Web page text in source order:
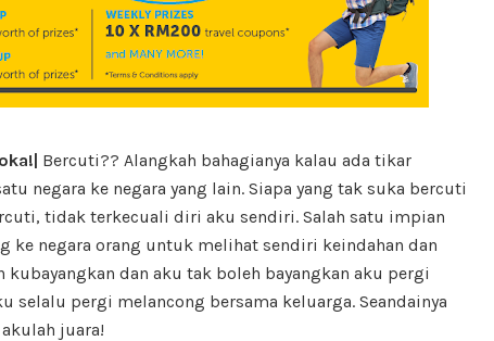
Bercuti?? Alangkah bahagianya kalau ada tikar
negara ke negara yang lain. Siapa yang tak suka bercuti
tidak terkecuali diri aku sendiri. Salah satu impian
ke negara orang untuk melihat sendiri keindahan dan
kubayangkan dan aku tak boleh bayangkan aku pergi
selalu pergi melancong bersama keluarga. Seandainya
juara!